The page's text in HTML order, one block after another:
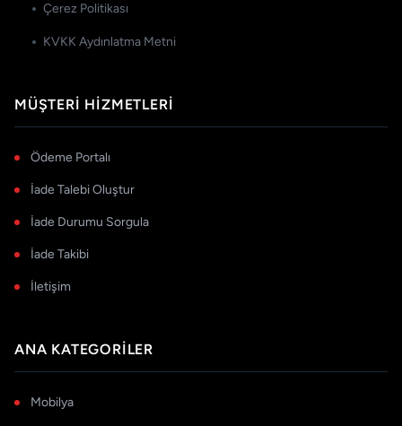
Çerez Politikası
KVKK Aydınlatma Metni
MÜŞTERI HIZMETLERI
Ödeme Portalı
İade Talebi Oluştur
İade Durumu Sorgula
İade Takibi
İletişim
ANA KATEGORILER
Mobilya